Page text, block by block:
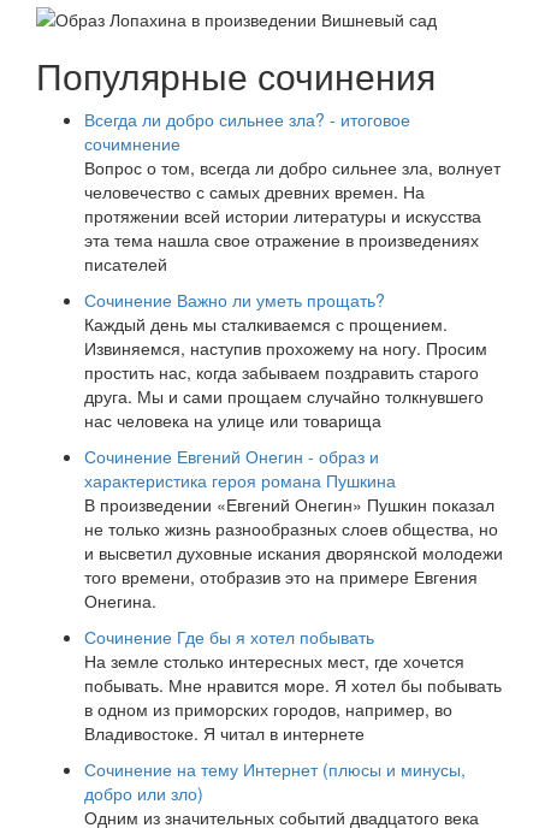
Популярные сочинения
Всегда ли добро сильнее зла? - итоговое
сочимнение
Вопрос о том, всегда ли добро сильнее зла, волнует
человечество с самых древних времен. На
протяжении всей истории литературы и искусства
эта тема нашла свое отражение в произведениях
писателей
Сочинение Важно ли уметь прощать?
Каждый день мы сталкиваемся с прощением.
Извиняемся, наступив прохожему на ногу. Просим
простить нас, когда забываем поздравить старого
друга. Мы и сами прощаем случайно толкнувшего
нас человека на улице или товарища
Сочинение Евгений Онегин - образ и
характеристика героя романа Пушкина
В произведении «Евгений Онегин» Пушкин показал
не только жизнь разнообразных слоев общества, но
и высветил духовные искания дворянской молодежи
того времени, отобразив это на примере Евгения
Онегина.
Сочинение Где бы я хотел побывать
На земле столько интересных мест, где хочется
побывать. Мне нравится море. Я хотел бы побывать
в одном из приморских городов, например, во
Владивостоке. Я читал в интернете
Сочинение на тему Интернет (плюсы и минусы,
добро или зло)
Одним из значительных событий двадцатого века